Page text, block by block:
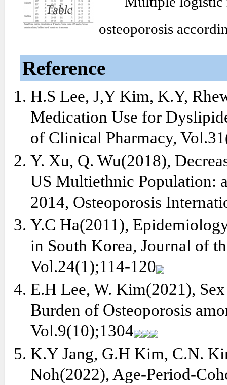
osteoporosis
Reference
H.S Lee, J,Y Kim, K.Y,
Medication Use for
of Clinical Pharmacy,
Y. Xu, Q. Wu(2018),
US Multiethnic Population:
2014, Osteoporosis
Y.C Ha(2011),
in South Korea, Journal of
Vol.24(1);114-120
E.H Lee, W. Kim(2021),
Burden of Osteoporosis
Vol.9(10);1304
K.Y Jang, G.H Kim, C.N.
Noh(2022), Age-Period-